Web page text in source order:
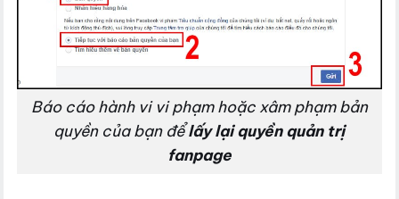
Báo cáo hành vi vi phạm hoặc xâm phạm bản
quyền của bạn đểlấy lại quyền quản trị
fanpage